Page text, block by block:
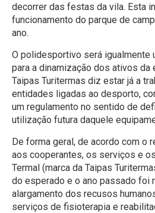
decorrer das festas da vila. Esta
funcionamento do parque de
ano.
O polidesportivo será igualmente
para a dinamização dos ativos da
Taipas Turitermas diz estar já a
entidades ligadas ao desporto,
um regulamento no sentido de
utilização futura daquele
De forma geral, de acordo com o
aos cooperantes, os serviços e
Termal (marca da Taipas
do esperado e o ano passado foi
alargamento dos recusos
serviços de fisioterapia e